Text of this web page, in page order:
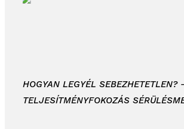
HOGYAN LEGYÉL SEBEZHETETLEN?
TELJESÍTMÉNYFOKOZÁS